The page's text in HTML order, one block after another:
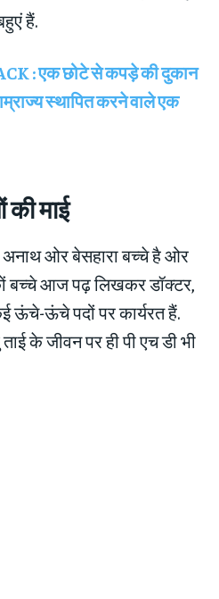
हैं.
: एक छोटे से कपड़े की दुकान
स्थापित करने वाले एक
की माई
अनाथ ओर बेसहारा बच्चे है ओर
बच्चे आज पढ़ लिखकर डॉक्टर,
ऊंचे-ऊंचे पदों पर कार्यरत हैं.
के जीवन पर ही पी एच डी भी